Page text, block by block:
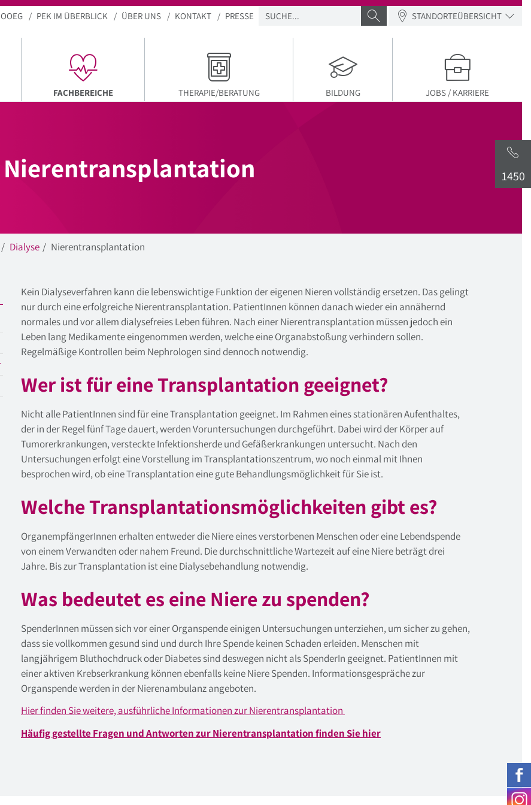
1450
OOEG PEK IM ÜBERBLICK ÜBER UNS KONTAKT PRESSE SUCHE SUCHE ABSENDEN
STANDORTEÜBERSICHT
FACHBEREICHEAKTUELLER MENÜPUNKTTHERAPIE/BERATUNG BILDUNG JOBS / KARRIERE
Nierentransplantation
Dialyse Nierentransplantation
Kein Dialyseverfahren kann die lebenswichtige Funktion der eigenen Nieren vollständig ersetzen. Das gelingt
nur durch eine erfolgreiche Nierentransplantation. PatientInnen können danach wieder ein annähernd
normales und vor allem dialysefreies Leben führen. Nach einer Nierentransplantation müssen jedoch ein
Leben lang Medikamente eingenommen werden, welche eine Organabstoßung verhindern sollen.
Regelmäßige Kontrollen beim Nephrologen sind dennoch notwendig.
Wer ist für eine Transplantation geeignet?
Nicht alle PatientInnen sind für eine Transplantation geeignet. Im Rahmen eines stationären Aufenthaltes,
der in der Regel fünf Tage dauert, werden Voruntersuchungen durchgeführt. Dabei wird der Körper auf
Tumorerkrankungen, versteckte Infektionsherde und Gefäßerkrankungen untersucht. Nach den
Untersuchungen erfolgt eine Vorstellung im Transplantationszentrum, wo noch einmal mit Ihnen
besprochen wird, ob eine Transplantation eine gute Behandlungsmöglichkeit für Sie ist.
Welche Transplantationsmöglichkeiten gibt es?
OrganempfängerInnen erhalten entweder die Niere eines verstorbenen Menschen oder eine Lebendspende
von einem Verwandten oder nahem Freund. Die durchschnittliche Wartezeit auf eine Niere beträgt drei
Jahre. Bis zur Transplantation ist eine Dialysebehandlung notwendig.
Was bedeutet es eine Niere zu spenden?
SpenderInnen müssen sich vor einer Organspende einigen Untersuchungen unterziehen, um sicher zu gehen,
dass sie vollkommen gesund sind und durch Ihre Spende keinen Schaden erleiden. Menschen mit
langjährigem Bluthochdruck oder Diabetes sind deswegen nicht als SpenderIn geeignet. PatientInnen mit
einer aktiven Krebserkrankung können ebenfalls keine Niere Spenden. Informationsgespräche zur
Organspende werden in der Nierenambulanz angeboten.
Hier finden Sie weitere, ausführliche Informationen zur Nierentransplantation
Häufig gestellte Fragen und Antworten zur Nierentransplantation finden Sie hier